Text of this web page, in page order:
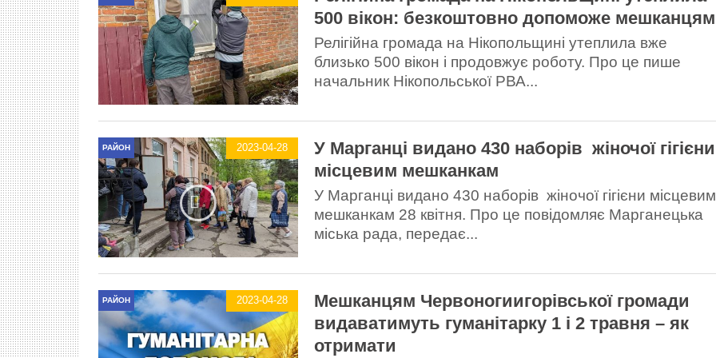
500 вікон: безкоштовно допоможе мешканцям
Релігійна громада на Нікопольщині утеплила вже
близько 500 вікон і продовжує роботу. Про це пише
начальник Нікопольської РВА...
РАЙОН 2023-04-28
У Марганці видано 430 наборів жіночої гігієни
місцевим мешканкам
У Марганці видано 430 наборів жіночої гігієни місцевим
мешканкам 28 квітня. Про це повідомляє Марганецька
міська рада, передає...
РАЙОН 2023-04-28
Мешканцям Червоногиигорівської громади
видаватимуть гуманітарку 1 і 2 травня – як
отримати